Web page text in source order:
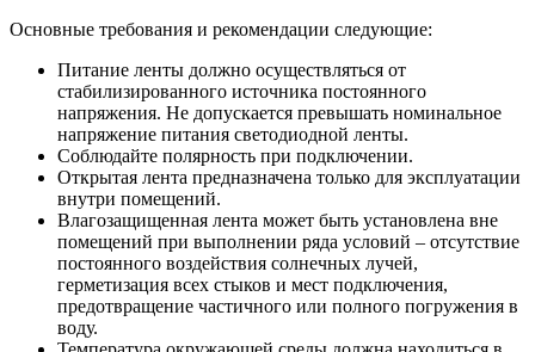
Основные требования и рекомендации следующие:
Питание ленты должно осуществляться от
стабилизированного источника постоянного
напряжения. Не допускается превышать номинальное
напряжение питания светодиодной ленты.
Соблюдайте полярность при подключении.
Открытая лента предназначена только для эксплуатации
внутри помещений.
Влагозащищенная лента может быть установлена вне
помещений при выполнении ряда условий – отсутствие
постоянного воздействия солнечных лучей,
герметизация всех стыков и мест подключения,
предотвращение частичного или полного погружения в
воду.